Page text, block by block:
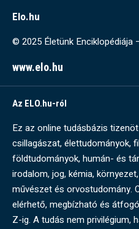
Elo.hu
© 2025 Életünk Enciklopédiája
www.elo.hu
Az ELO.hu-ról
Ez az online tudásbázis
csillagászat, élettudományok,
földtudományok, humán- és
irodalom, jog, kémia,
művészet és orvostudomány.
elérhető, megbízható és
Z-ig. A tudás nem privilégium,